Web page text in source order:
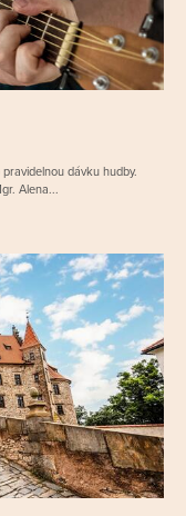
dávku hudby.
Alena...